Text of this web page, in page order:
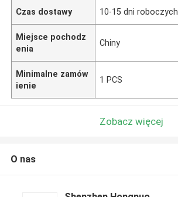
Czas dostawy 10-15 dni roboczych
Miejsce pochodz
enia
Chiny
Minimalne zamów
ienie
1 PCS
Zobacz więcej
O nas